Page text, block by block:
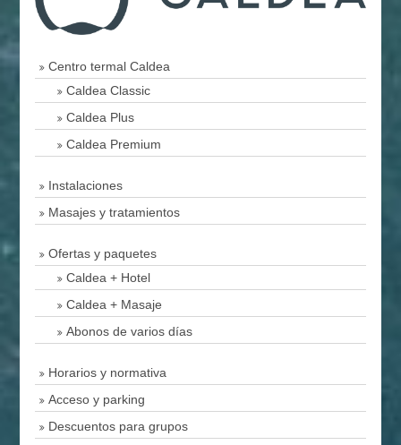
Centro termal Caldea
Caldea Classic
Caldea Plus
Caldea Premium
Instalaciones
Masajes y tratamientos
Ofertas y paquetes
Caldea + Hotel
Caldea + Masaje
Abonos de varios días
Horarios y normativa
Acceso y parking
Descuentos para grupos